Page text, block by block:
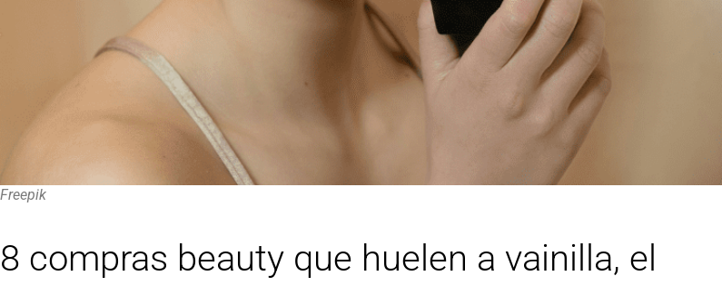
Freepik
8 compras beauty que huelen a vainilla, el